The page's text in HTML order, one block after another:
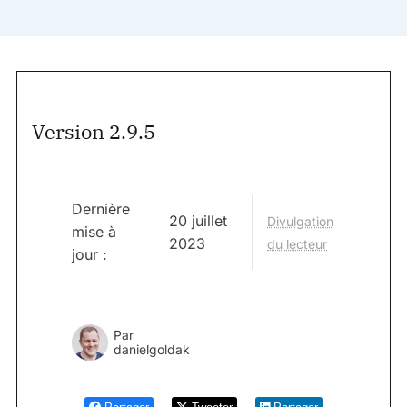
Version 2.9.5
Dernière
mise à
jour :
20 juillet
2023
Divulgation
du lecteur
Par
danielgoldak